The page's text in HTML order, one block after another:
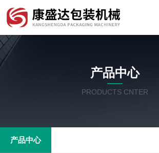
产品中心
PRODUCTS CNTER
产品中心